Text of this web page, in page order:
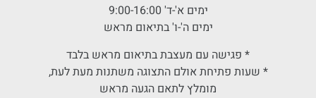
ימים א'-ד' 9:00-16:00
ימים ה'-ו' בתיאום מראש
* פגישה עם מעצבת בתיאום מראש בלבד
* שעות פתיחת אולם התצוגה משתנות מעת לעת,
מומלץ לתאם הגעה מראש